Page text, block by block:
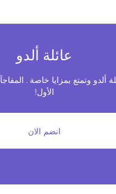
عائلة ألدو
ألدو وتمتع بمزايا خاصة .
الأول!
انضم الان